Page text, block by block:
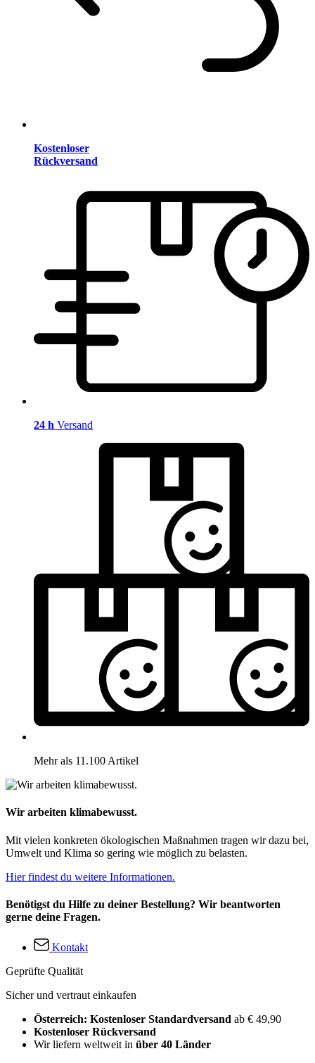
Kostenloser
Rückversand
24 h Versand
Mehr als 11.100 Artikel
Wir arbeiten klimabewusst.
Mit vielen konkreten ökologischen Maßnahmen tragen wir dazu bei,
Umwelt und Klima so gering wie möglich zu belasten.
Hier findest du weitere Informationen.
Benötigst du Hilfe zu deiner Bestellung? Wir beantworten
gerne deine Fragen.
Kontakt
Geprüfte Qualität
Sicher und vertraut einkaufen
Österreich: Kostenloser Standardversand ab € 49,90
Kostenloser Rückversand
Wir liefern weltweit in über 40 Länder